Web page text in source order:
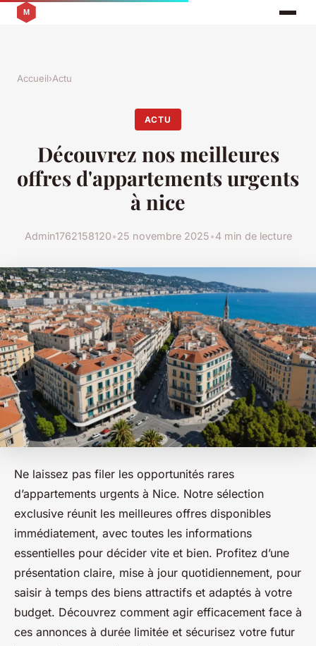
Accueil›Actu
ACTU
Découvrez nos meilleures
offres d'appartements urgents
à nice
Admin1762158120•25 novembre 2025•4 min de lecture
Ne laissez pas filer les opportunités rares
d’appartements urgents à Nice. Notre sélection
exclusive réunit les meilleures offres disponibles
immédiatement, avec toutes les informations
essentielles pour décider vite et bien. Profitez d’une
présentation claire, mise à jour quotidiennement, pour
saisir à temps des biens attractifs et adaptés à votre
budget. Découvrez comment agir efficacement face à
ces annonces à durée limitée et sécurisez votre futur